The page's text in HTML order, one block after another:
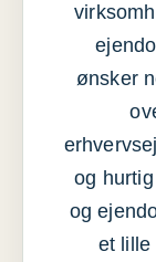
ønsker
og
og
et lille